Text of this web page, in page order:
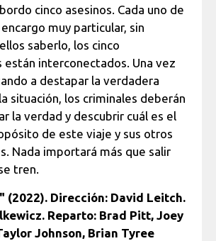
cinco asesinos. Cada uno de
muy particular, sin
saberlo, los cinco
interconectados. Una vez
a destapar la verdadera
situación, los criminales deberán
la verdad y descubrir cuál es el
de este viaje y sus otros
Nada importará más que salir
tren.
(2022). Dirección: David Leitch.
Reparto: Brad Pitt, Joey
Johnson, Brian Tyree